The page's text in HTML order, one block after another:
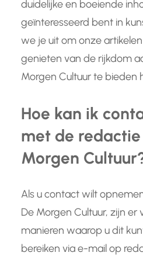
duidelijke en boeiende
geïnteresseerd bent in
we je uit om onze
genieten van de rijkdom
Morgen Cultuur te bieden
Hoe kan ik
met de
Morgen
Als u contact wilt
De Morgen Cultuur, zijn er
manieren waarop u dit
bereiken via e-mail op